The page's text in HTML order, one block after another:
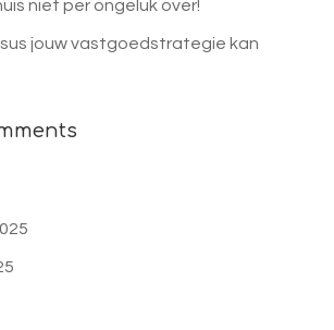
niet per ongeluk over!
jouw vastgoedstrategie kan